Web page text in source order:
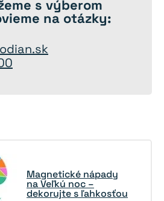
s výberom
na otázky:
Magnetické nápady
na Veľkú noc –
dekorujte s ľahkosťou